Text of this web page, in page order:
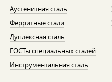
Аустенитная сталь
Ферритные стали
Дуплексная сталь
ГОСТы специальных сталей
Инструментальная сталь